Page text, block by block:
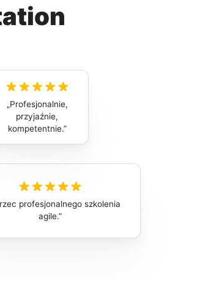
profesjonalnego szkolenia
agile.
Profesjonalnie,
przyjaźnie,
kompetentnie.